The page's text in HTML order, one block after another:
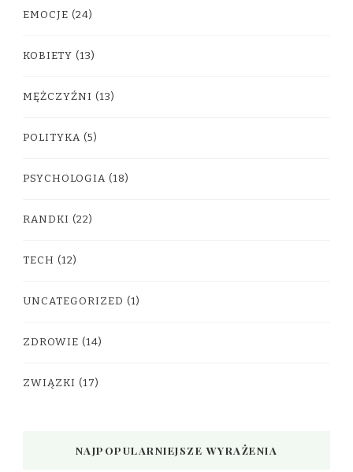
EMOCJE (24)
KOBIETY (13)
MĘŻCZYŹNI (13)
POLITYKA (5)
PSYCHOLOGIA (18)
RANDKI (22)
TECH (12)
UNCATEGORIZED (1)
ZDROWIE (14)
ZWIĄZKI (17)
NAJPOPULARNIEJSZE WYRAŻENIA